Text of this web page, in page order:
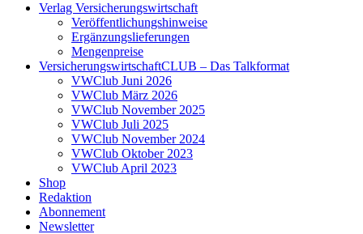
Verlag Versicherungswirtschaft
Veröffentlichungshinweise
Ergänzungslieferungen
Mengenpreise
VersicherungswirtschaftCLUB – Das Talkformat
VWClub Juni 2026
VWClub März 2026
VWClub November 2025
VWClub Juli 2025
VWClub November 2024
VWClub Oktober 2023
VWClub April 2023
Shop
Redaktion
Abonnement
Newsletter